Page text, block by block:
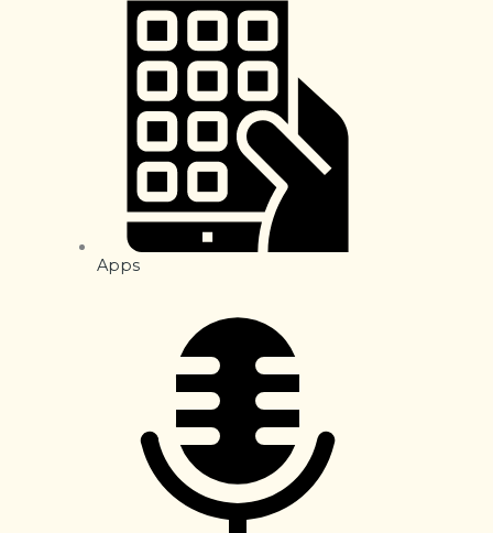
Apps